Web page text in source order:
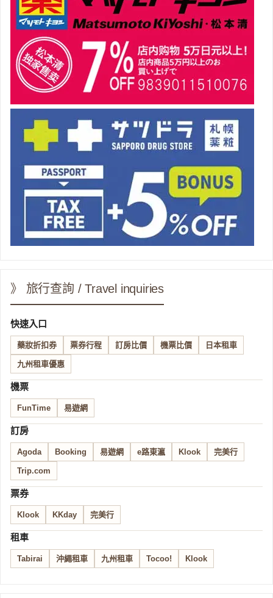
》 旅行查詢 / Travel inquiries
快速入口
藥妝折扣券 票券行程 訂房比價 機票比價 日本租車
九州租車優惠
機票
FunTime 易遊網
訂房
Agoda Booking 易遊網 e路東瀛 Klook 完美行
Trip.com
票券
Klook KKday 完美行
租車
Tabirai 沖繩租車 九州租車 Tocoo! Klook